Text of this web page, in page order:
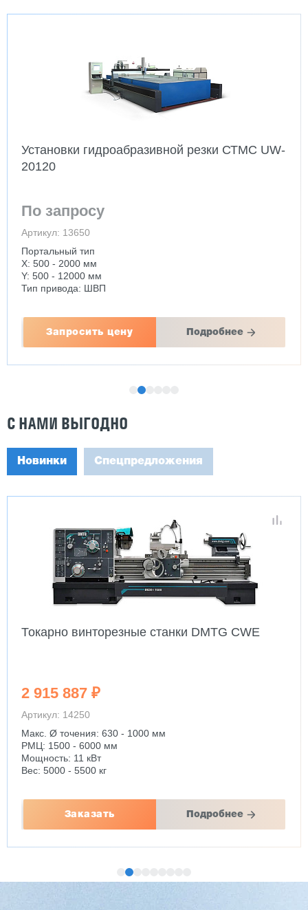
Установки гидроабразивной резки СТМС UW-
20120
По запросу
Артикул: 13650
Портальный тип
Х: 500 - 2000 мм
Y: 500 - 12000 мм
Тип привода: ШВП
Запросить цену Подробнее
С НАМИ ВЫГОДНО
Новинки Спецпредложения
Токарно винторезные станки DMTG CWE
2 915 887 ₽
Артикул: 14250
Макс. Ø точения: 630 - 1000 мм
РМЦ: 1500 - 6000 мм
Мощность: 11 кВт
Вес: 5000 - 5500 кг
Заказать Подробнее